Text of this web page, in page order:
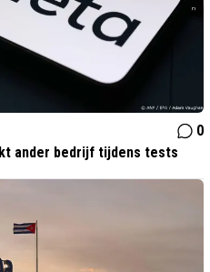
0
ander bedrijf tijdens tests